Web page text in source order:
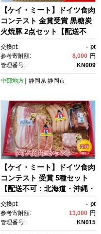
【ケイ・ミート】ドイツ食肉
コンテスト 金賞受賞 黒糖炭
火焼豚 2点セット【配送不
可：北海道・沖縄・離島】◆
交換pt: - pt
参考寄附額:
8,000 円
管理番号:
KN009
中部地方 静岡県 静岡市
【ケイ・ミート】ドイツ食肉
コンテスト 受賞 5種セット
【配送不可：北海道・沖縄・
離島】◆
交換pt: - pt
参考寄附額:
13,000 円
管理番号:
KN015